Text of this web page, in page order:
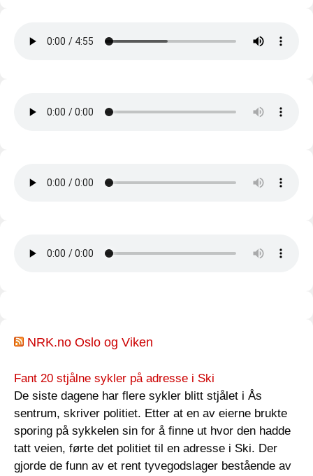
NRK.no Oslo og Viken
Fant 20 stjålne sykler på adresse i Ski
De siste dagene har flere sykler blitt stjålet i Ås
sentrum, skriver politiet. Etter at en av eierne brukte
sporing på sykkelen sin for å finne ut hvor den hadde
tatt veien, førte det politiet til en adresse i Ski. Der
gjorde de funn av et rent tyvegodslager bestående av